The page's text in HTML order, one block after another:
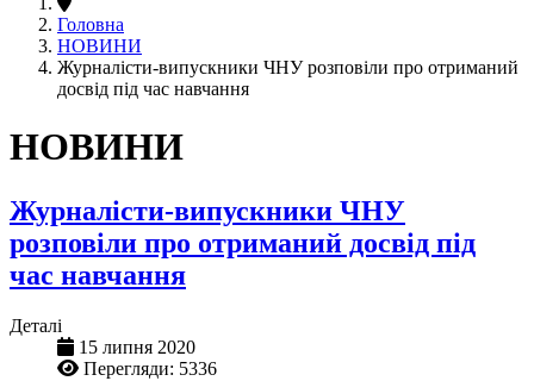
Головна
НОВИНИ
Журналісти-випускники ЧНУ розповіли про отриманий
досвід під час навчання
НОВИНИ
Журналісти-випускники ЧНУ
розповіли про отриманий досвід під
час навчання
Деталі
15 липня 2020
Перегляди: 5336